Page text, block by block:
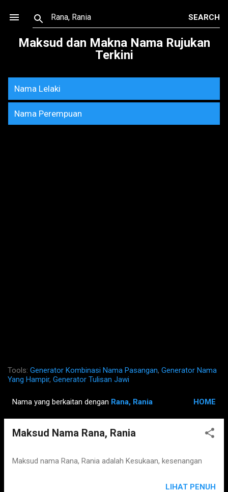
Skip to main content
Maksud dan Makna Nama Rujukan
Terkini
Nama Lelaki
Nama Perempuan
Tools: Generator Kombinasi Nama Pasangan, Generator Nama
Yang Hampir, Generator Tulisan Jawi
o
Nama yang berkaitan dengan Rana, Rania HOME
Maksud Nama Rana, Rania
Maksud nama Rana, Rania adalah Kesukaan, kesenangan
LIHAT PENUH